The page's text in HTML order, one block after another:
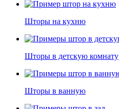
Шторы на кухню
Шторы в детскую комнату
Шторы в ванную